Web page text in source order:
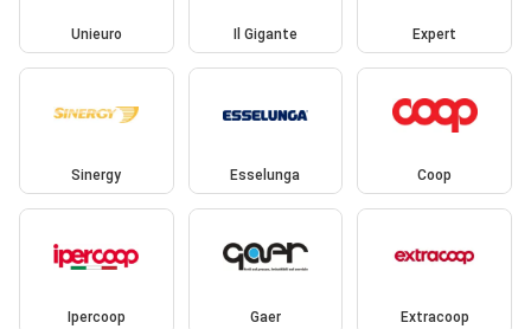
Unieuro Il Gigante Expert
Sinergy Esselunga Coop
Ipercoop Gaer Extracoop